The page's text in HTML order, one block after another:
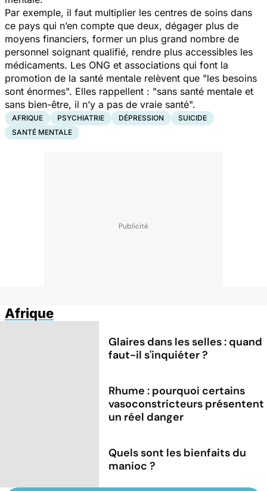
Par exemple, il faut multiplier les centres de soins dans
ce pays qui n’en compte que deux, dégager plus de
moyens financiers, former un plus grand nombre de
personnel soignant qualifié, rendre plus accessibles les
médicaments. Les ONG et associations qui font la
promotion de la santé mentale relèvent que "les besoins
sont énormes". Elles rappellent : "sans santé mentale et
sans bien-être, il n’y a pas de vraie santé".
AFRIQUE PSYCHIATRIE DÉPRESSION
SUICIDE
SANTÉ MENTALE
Afrique
Glaires dans les selles : quand
faut-il s'inquiéter ?
Rhume : pourquoi certains
vasoconstricteurs présentent
un réel danger
Quels sont les bienfaits du
manioc ?